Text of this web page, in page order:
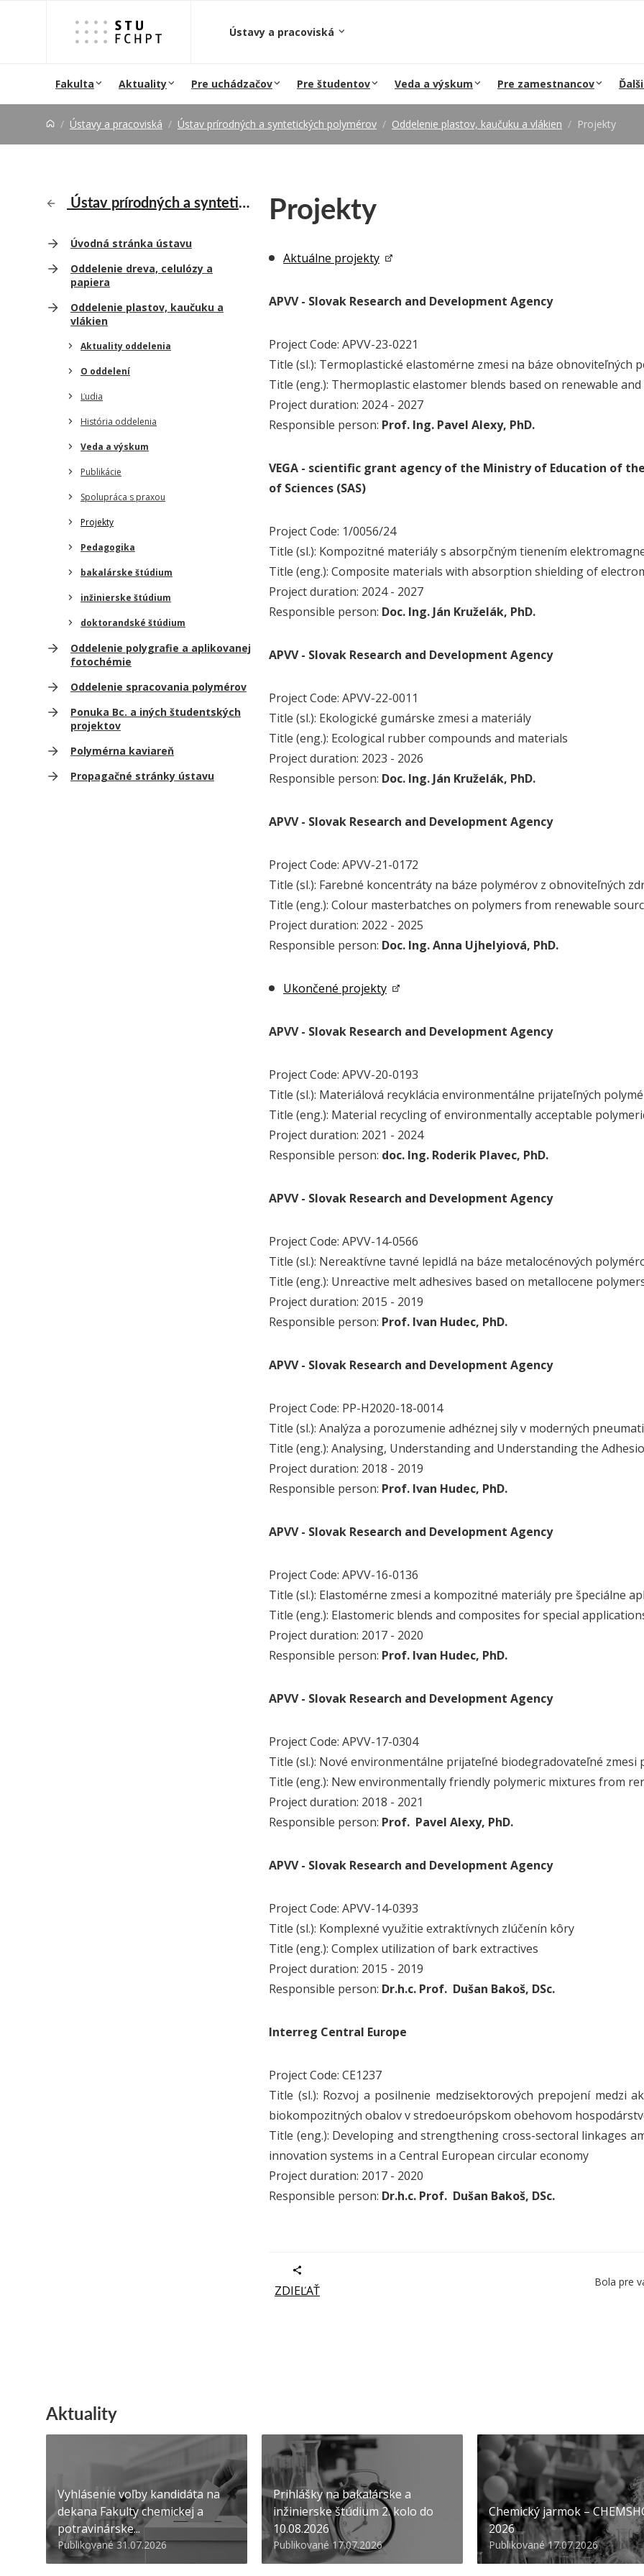
Ústavy a pracoviská
Fakulta Aktuality Pre uchádzačov Pre študentov Veda a výskum Pre zamestnancov
Ústavy a pracoviská Ústav prírodných a syntetických polymérov Oddelenie plastov, kaučuku a vlákien Projekty
Ústav prírodných a syntetických polymérov
Úvodná stránka ústavu
Oddelenie dreva, celulózy a
papiera
Oddelenie plastov, kaučuku a
vlákien
Aktuality oddelenia
O oddelení
Ľudia
História oddelenia
Veda a výskum
Publikácie
Spolupráca s praxou
Projekty
Pedagogika
bakalárske štúdium
inžinierske štúdium
doktorandské štúdium
Oddelenie polygrafie a aplikovanej
fotochémie
Oddelenie spracovania polymérov
Ponuka Bc. a iných študentských
projektov
Polymérna kaviareň
Propagačné stránky ústavu
Projekty
Aktuálne projekty
APVV - Slovak Research and Development Agency
Project Code: APVV-23-0221
Title (sl.): Termoplastické elastomérne zmesi na báze obnoviteľných
Title (eng.): Thermoplastic elastomer blends based on renewable
Project duration: 2024 - 2027
Responsible person: Prof. Ing. Pavel Alexy, PhD.
VEGA - scientific grant agency of the Ministry of Education of
of Sciences (SAS)
Project Code: 1/0056/24
Title (sl.): Kompozitné materiály s absorpčným tienením
Title (eng.): Composite materials with absorption shielding of
Project duration: 2024 - 2027
Responsible person: Doc. Ing. Ján Kruželák, PhD.
APVV - Slovak Research and Development Agency
Project Code: APVV-22-0011
Title (sl.): Ekologické gumárske zmesi a materiály
Title (eng.): Ecological rubber compounds and materials
Project duration: 2023 - 2026
Responsible person: Doc. Ing. Ján Kruželák, PhD.
APVV - Slovak Research and Development Agency
Project Code: APVV-21-0172
Title (sl.): Farebné koncentráty na báze polymérov z obnoviteľných
Title (eng.): Colour masterbatches on polymers from renewable
Project duration: 2022 - 2025
Responsible person: Doc. Ing. Anna Ujhelyiová, PhD.
Ukončené projekty
APVV - Slovak Research and Development Agency
Project Code: APVV-20-0193
Title (sl.): Materiálová recyklácia environmentálne prijateľných
Title (eng.): Material recycling of environmentally acceptable
Project duration: 2021 - 2024
Responsible person: doc. Ing. Roderik Plavec, PhD.
APVV - Slovak Research and Development Agency
Project Code: APVV-14-0566
Title (sl.): Nereaktívne tavné lepidlá na báze metalocénových
Title (eng.): Unreactive melt adhesives based on metallocene
Project duration: 2015 - 2019
Responsible person: Prof. Ivan Hudec, PhD.
APVV - Slovak Research and Development Agency
Project Code: PP-H2020-18-0014
Title (sl.): Analýza a porozumenie adhéznej sily v moderných
Title (eng.): Analysing, Understanding and Understanding the
Project duration: 2018 - 2019
Responsible person: Prof. Ivan Hudec, PhD.
APVV - Slovak Research and Development Agency
Project Code: APVV-16-0136
Title (sl.): Elastomérne zmesi a kompozitné materiály pre špeciálne
Title (eng.): Elastomeric blends and composites for special
Project duration: 2017 - 2020
Responsible person: Prof. Ivan Hudec, PhD.
APVV - Slovak Research and Development Agency
Project Code: APVV-17-0304
Title (sl.): Nové environmentálne prijateľné biodegradovateľné
Title (eng.): New environmentally friendly polymeric mixtures from
Project duration: 2018 - 2021
Responsible person: Prof. Pavel Alexy, PhD.
APVV - Slovak Research and Development Agency
Project Code: APVV-14-0393
Title (sl.): Komplexné využitie extraktívnych zlúčenín kôry
Title (eng.): Complex utilization of bark extractives
Project duration: 2015 - 2019
Responsible person: Dr.h.c. Prof. Dušan Bakoš, DSc.
Interreg Central Europe
Project Code: CE1237
Title (sl.): Rozvoj a posilnenie medzisektorových prepojení medzi
biokompozitných obalov v stredoeurópskom obehovom
Title (eng.): Developing and strengthening cross-sectoral linkages
innovation systems in a Central European circular economy
Project duration: 2017 - 2020
Responsible person: Dr.h.c. Prof. Dušan Bakoš, DSc.
ZDIEĽAŤ
Bola pre
Aktuality
Vyhlásenie voľby kandidáta na
dekana Fakulty chemickej a
potravinárske...
Publikované 31.07.2026
Prihlášky na bakalárske a
inžinierske štúdium 2. kolo do
10.08.2026
Publikované 17.07.2026
Chemický jarmok –
2026
Publikované 17.07.2026